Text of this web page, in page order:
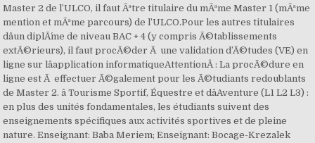
Master 2 de l’ULCO, il faut Ãªtre titulaire du mÃªme Master 1 (mÃªme
mention et mÃªme parcours) de l’ULCO.Pour les autres titulaires
dâun diplÃ´me de niveau BAC + 4 (y compris Ã©tablissements
extÃ©rieurs), il faut procÃ©der Ã une validation d’Ã©tudes (VE) en
ligne sur lâapplication informatiqueAttentionÂ : La procÃ©dure en
ligne est Ã effectuer Ã©galement pour les Ã©tudiants redoublants
de Master 2. â Tourisme Sportif, Équestre et dâAventure (L1 L2 L3) :
en plus des unités fondamentales, les étudiants suivent des
enseignements spécifiques aux activités sportives et de pleine
nature. Enseignant: Baba Meriem; Enseignant: Bocage-Krezalek